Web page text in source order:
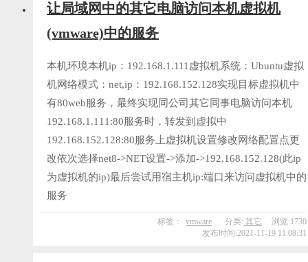
让局域网中的其它电脑访问本机虚拟机
(vmware)中的服务
本机环境本机ip：192.168.1.111虚拟机系统：Ubuntu虚拟
机网络模式：net,ip：192.168.152.128实现目标虚拟机中
有80web服务，最终实现同公司其它同事电脑访问本机
192.168.1.111:80服务时，转发到虚拟中
192.168.152.128:80服务上虚拟机设置修改网络配置点更
改依次选择net8->NET设置->添加->192.168.152.128(此ip
为虚拟机的ip)最后尝试用宿主机ip:端口来访问虚拟机中的
服务
标签： vmware 分类: 其它
浏览:1730
发布时间:2021-11-19 11:08:31